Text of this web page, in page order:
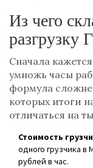
Из чего
разгрузку
Сначала
умножь часы
формула
которых итоги
отличаться на
Стоимость
одного грузчика в
рублей в час.